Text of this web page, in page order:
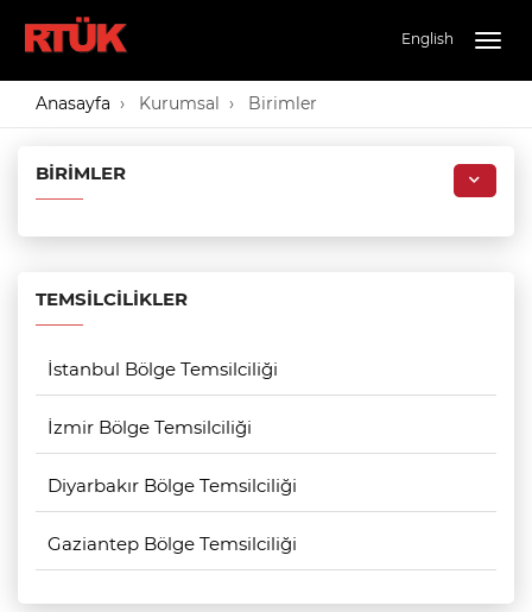
English
Anasayfa Kurumsal Birimler
BIRIMLER
TEMSILCILIKLER
İstanbul Bölge Temsilciliği
İzmir Bölge Temsilciliği
Diyarbakır Bölge Temsilciliği
Gaziantep Bölge Temsilciliği